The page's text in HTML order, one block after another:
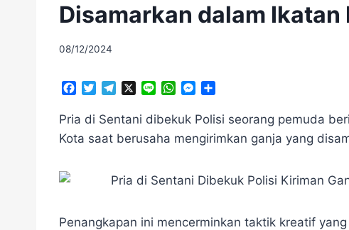
Disamarkan dalam Ikatan
By
08/12/2024
c
b
t
l
e
g
a
m
n
e
W
a
s
p
M
s
e
g
e
a
e
Pria di Sentani dibekuk Polisi seorang pemuda
Kota saat berusaha mengirimkan ganja yang
Penangkapan ini mencerminkan taktik kreatif